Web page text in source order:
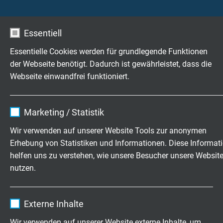
Essentiell
Essentielle Cookies werden für grundlegende Funktionen
der Webseite benötigt. Dadurch ist gewährleistet, dass die
Webseite einwandfrei funktioniert.
Laufzeit 1 Jahr
Marketing / Statistik
Wir verwenden auf unserer Website Tools zur anonymen
Erhebung von Statistiken und Informationen. Diese
helfen uns zu verstehen, wie unsere Besucher unsere Website
nutzen.
Externe Inhalte
L62526107 61 x 0,75 mm² 0,21 mm
Artikel anfragen
L62520310 3 x 1,00 mm²
Artikel anfragen
L62520410
L62520510